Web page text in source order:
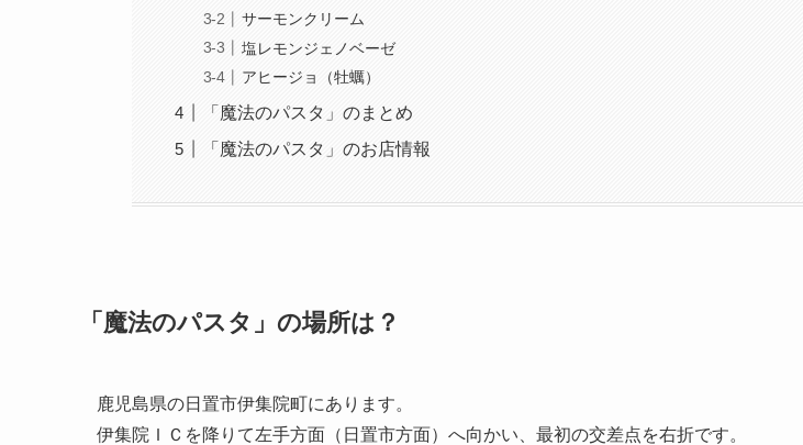
サーモンクリーム
塩レモンジェノベーゼ
アヒージョ（牡蠣）
「魔法のパスタ」のまとめ
「魔法のパスタ」のお店情報
「魔法のパスタ」の場所は？
鹿児島県の日置市伊集院町にあります。
伊集院ＩＣを降りて左手方面（日置市方面）へ向かい、最初の交差点を右折です。